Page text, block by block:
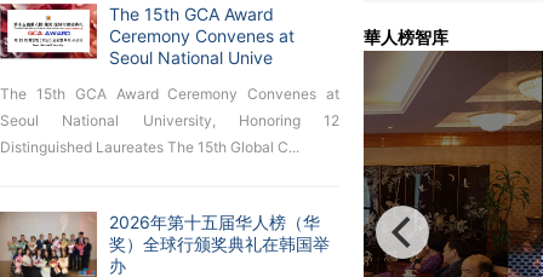
The 15th GCA Award
Ceremony Convenes at
Seoul National Unive
The 15th GCA Award Ceremony Convenes at
Seoul National University, Honoring 12
Distinguished Laureates The 15th Global C...
2026年第十五届华人榜（华
奖）全球行颁奖典礼在韩国举
办
華人榜智库